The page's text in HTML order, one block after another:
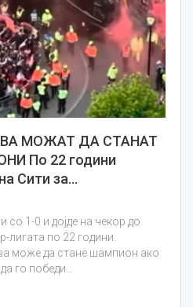
МОЖАТ ДА СТАНАТ
По 22 години
Сити за…
со 1-0 и дојде на чекор до
лигата по 22 години.
може да стане шампион ако
го победи…